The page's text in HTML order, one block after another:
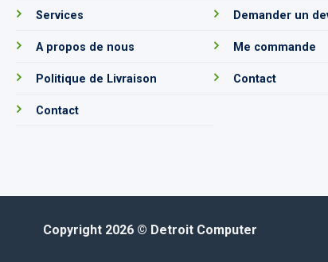
Services
A propos de nous
Politique de Livraison
Contact
Demander un
Me commande
Contact
Copyright 2026 © Detroit Computer